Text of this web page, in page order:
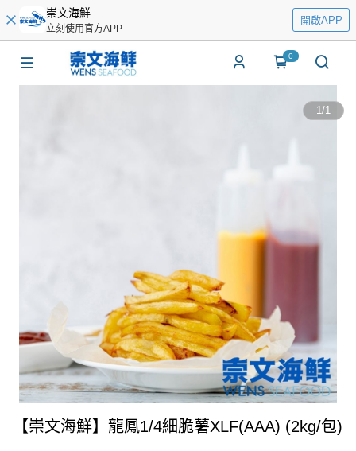
崇文海鮮
立刻使用官方APP
開啟APP
0
1/1
【崇文海鮮】龍鳳1/4細脆薯XLF(AAA) (2kg/包)